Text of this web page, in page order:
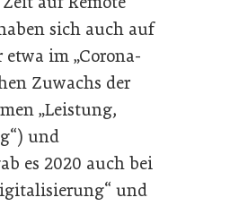
sich auch auf
im „Corona-
Zuwachs der
„Leistung,
und
es 2020 auch bei
und